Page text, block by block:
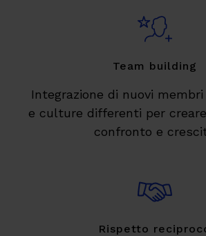
Team building
Integrazione di nuovi
e culture differenti per
confronto e
Rispetto